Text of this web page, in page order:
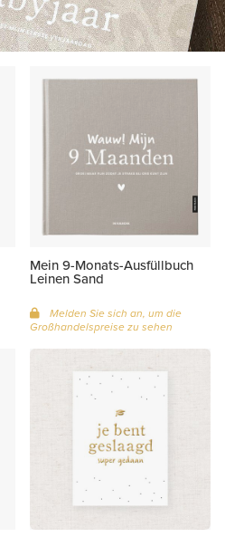
Mein 9-Monats-Ausfüllbuch
Leinen Sand
Melden Sie sich an, um die
Großhandelspreise zu sehen